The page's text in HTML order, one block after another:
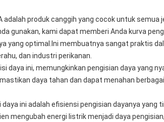
adalah produk canggih yang cocok untuk
gunakan, kami dapat memberi Anda kurva
yang optimal.Ini membuatnya sangat praktis
dan industri perikanan.
daya ini, memungkinkan pengisian daya yang
daya tahan dan dapat menahan
ini adalah efisiensi pengisian dayanya yang
mengubah energi listrik menjadi daya